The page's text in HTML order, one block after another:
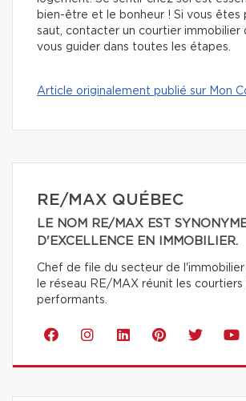
bien-être et le bonheur ! Si vous êtes
saut, contacter un courtier immobilier
vous guider dans toutes les étapes.
Article originalement publié sur Mon
RE/MAX QUÉBEC
LE NOM RE/MAX EST
D'EXCELLENCE EN IMMOBILIER.
Chef de file du secteur de l'immobilier
le réseau RE/MAX réunit les courtiers
performants.